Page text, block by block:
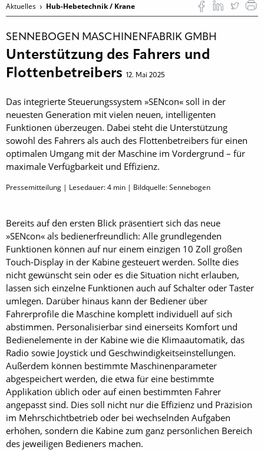
Aktuelles Hub-Hebetechnik / Krane
SENNEBOGEN MASCHINENFABRIK GMBH
Unterstützung des Fahrers und
Flottenbetreibers 12. Mai 2025
Das integrierte Steuerungssystem »SENcon« soll in der
neuesten Generation mit vielen neuen, intelligenten
Funktionen überzeugen. Dabei steht die Unterstützung
sowohl des Fahrers als auch des Flottenbetreibers für einen
optimalen Umgang mit der Maschine im Vordergrund – für
maximale Verfügbarkeit und Effizienz.
Pressemitteilung | Lesedauer:4 min | Bildquelle: Sennebogen
Bereits auf den ersten Blick präsentiert sich das neue
»SENcon« als bedienerfreundlich: Alle grundlegenden
Funktionen können auf nur einem einzigen 10 Zoll großen
Touch-Display in der Kabine gesteuert werden. Sollte dies
nicht gewünscht sein oder es die Situation nicht erlauben,
lassen sich einzelne Funktionen auch auf Schalter oder Taster
umlegen. Darüber hinaus kann der Bediener über
Fahrerprofile die Maschine komplett individuell auf sich
abstimmen. Personalisierbar sind einerseits Komfort und
Bedien­elemente in der Kabine wie die Klimaautomatik, das
Radio sowie Joystick und Geschwindigkeitseinstellungen.
Außerdem können bestimmte Maschinenparameter
abgespeichert werden, die etwa für eine bestimmte
Applikation üblich oder auf einen bestimmten Fahrer
angepasst sind. Dies soll nicht nur die Effizienz und Präzision
im Mehrschichtbetrieb oder bei wechselnden Aufgaben
erhöhen, sondern die Kabine zum ganz persönlichen Bereich
des jeweiligen Bedieners machen.